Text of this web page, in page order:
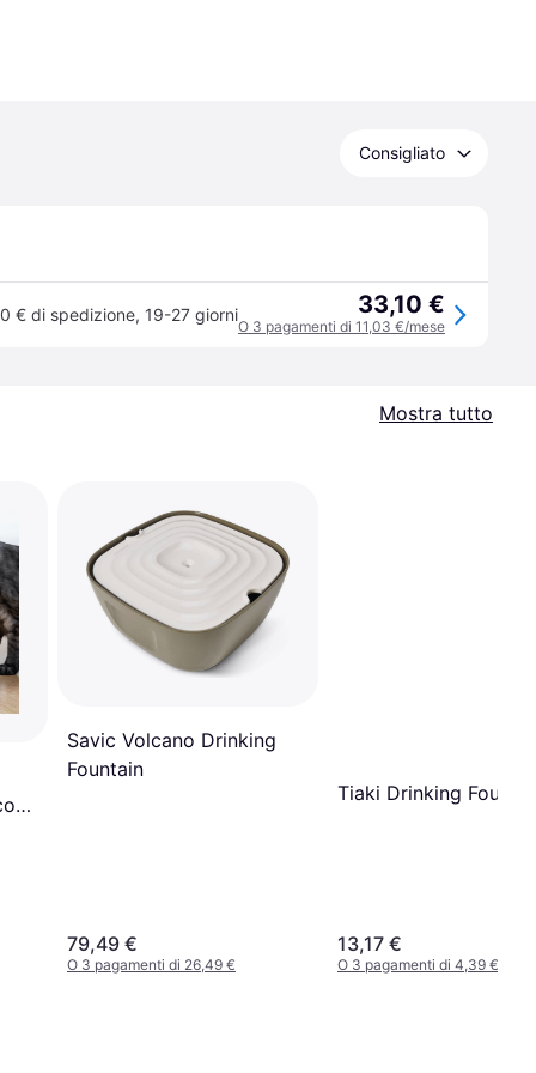
Consigliato
€ di spedizione, 19-27 giorni 33,10 €
O 3 pagamenti di 11,03 €/mese
Mostra tutto
Savic Volcano Drinking
Fountain
79,49 €
O 3 pagamenti di 26,49 €
Tiaki Drinking
13,17 €
O 3 pagamenti di 4,39 €